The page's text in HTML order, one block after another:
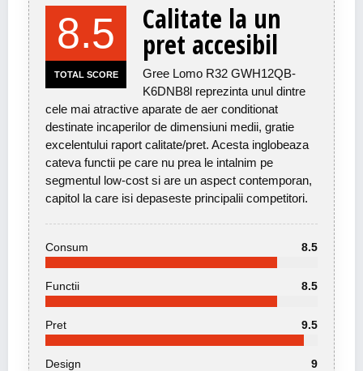
8.5
TOTAL SCORE
Calitate la un
pret accesibil
Gree Lomo R32 GWH12QB-
K6DNB8l reprezinta unul dintre
cele mai atractive aparate de aer conditionat
destinate incaperilor de dimensiuni medii, gratie
excelentului raport calitate/pret. Acesta inglobeaza
cateva functii pe care nu prea le intalnim pe
segmentul low-cost si are un aspect contemporan,
capitol la care isi depaseste principalii competitori.
Consum 8.5
Functii 8.5
Pret 9.5
Design 9